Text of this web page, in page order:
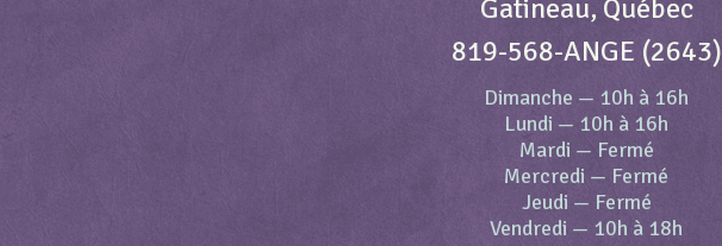
Gatineau, Québec
819-568-ANGE (2643)
Dimanche — 10h à 16h
Lundi — 10h à 16h
Mardi — Fermé
Mercredi — Fermé
Jeudi — Fermé
Vendredi — 10h à 18h